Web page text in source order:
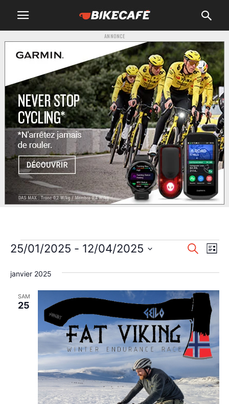
ANNONCE
Évènements
de
vues
Recherche
Liste
25/01/2025 - 12/04/2025
une
janvier 2025
SAM
25